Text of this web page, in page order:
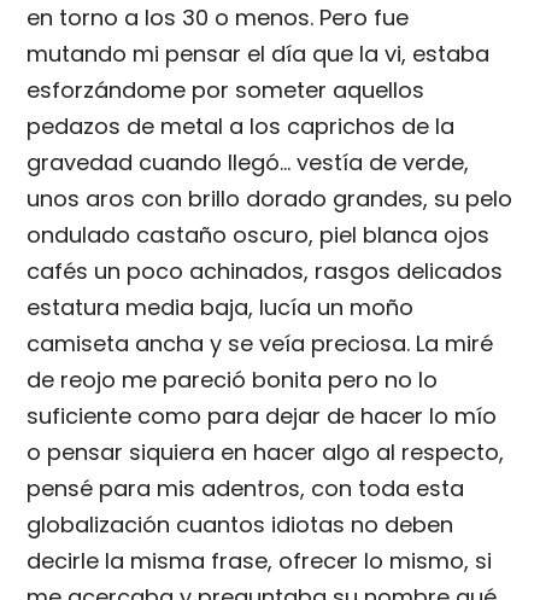
en torno a los 30 o menos. Pero fue
mutando mi pensar el día que la vi, estaba
esforzándome por someter aquellos
pedazos de metal a los caprichos de la
gravedad cuando llegó… vestía de verde,
unos aros con brillo dorado grandes, su pelo
ondulado castaño oscuro, piel blanca ojos
cafés un poco achinados, rasgos delicados
estatura media baja, lucía un moño
camiseta ancha y se veía preciosa. La miré
de reojo me pareció bonita pero no lo
suficiente como para dejar de hacer lo mío
o pensar siquiera en hacer algo al respecto,
pensé para mis adentros, con toda esta
globalización cuantos idiotas no deben
decirle la misma frase, ofrecer lo mismo, si